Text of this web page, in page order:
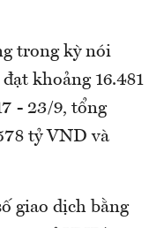
trong kỳ nói
khoảng 16.481
- 23/9, tổng
tỷ VND và
giao dịch bằng